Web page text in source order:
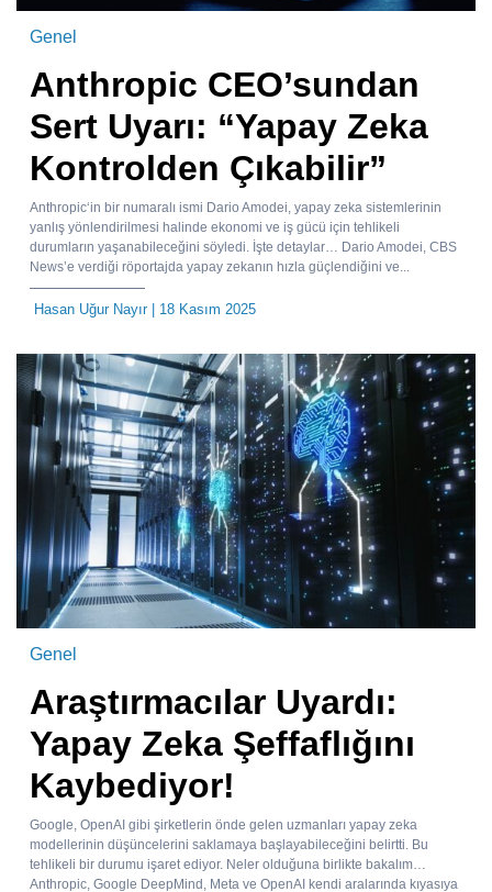
Genel
Anthropic CEO’sundan
Sert Uyarı: “Yapay Zeka
Kontrolden Çıkabilir”
Anthropic‘in bir numaralı ismi Dario Amodei, yapay zeka sistemlerinin
yanlış yönlendirilmesi halinde ekonomi ve iş gücü için tehlikeli
durumların yaşanabileceğini söyledi. İşte detaylar… Dario Amodei, CBS
News’e verdiği röportajda yapay zekanın hızla güçlendiğini ve...
Hasan Uğur Nayır| 18 Kasım 2025
Genel
Araştırmacılar Uyardı:
Yapay Zeka Şeffaflığını
Kaybediyor!
Google, OpenAI gibi şirketlerin önde gelen uzmanları yapay zeka
modellerinin düşüncelerini saklamaya başlayabileceğini belirtti. Bu
tehlikeli bir durumu işaret ediyor. Neler olduğuna birlikte bakalım…
Anthropic, Google DeepMind, Meta ve OpenAI kendi aralarında kıyasıya